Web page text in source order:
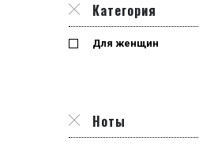
Ноты
Категория
Для женщин